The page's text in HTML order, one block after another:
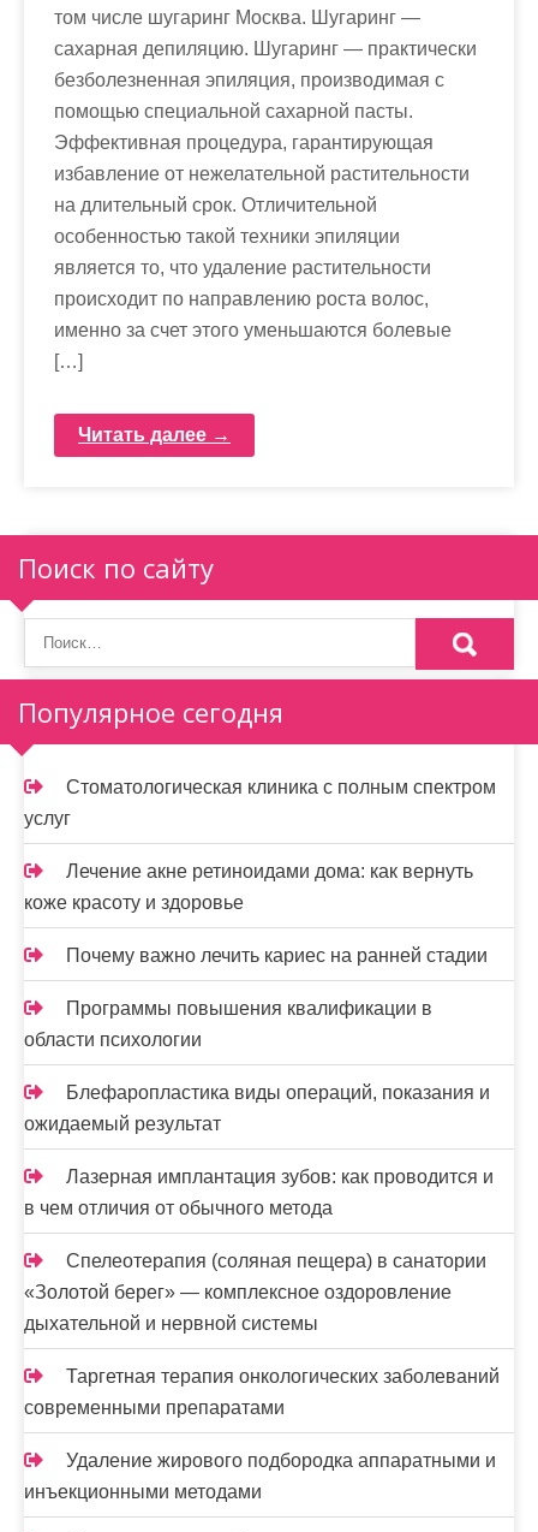
том числе шугаринг Москва. Шугаринг —
сахарная депиляцию. Шугаринг — практически
безболезненная эпиляция, производимая с
помощью специальной сахарной пасты.
Эффективная процедура, гарантирующая
избавление от нежелательной растительности
на длительный срок. Отличительной
особенностью такой техники эпиляции
является то, что удаление растительности
происходит по направлению роста волос,
именно за счет этого уменьшаются болевые
[…]
Читать далее →
Поиск по сайту
Популярное сегодня
Стоматологическая клиника с полным спектром
услуг
Лечение акне ретиноидами дома: как вернуть
коже красоту и здоровье
Почему важно лечить кариес на ранней стадии
Программы повышения квалификации в
области психологии
Блефаропластика виды операций, показания и
ожидаемый результат
Лазерная имплантация зубов: как проводится и
в чем отличия от обычного метода
Спелеотерапия (соляная пещера) в санатории
«Золотой берег» — комплексное оздоровление
дыхательной и нервной системы
Таргетная терапия онкологических заболеваний
современными препаратами
Удаление жирового подбородка аппаратными и
инъекционными методами